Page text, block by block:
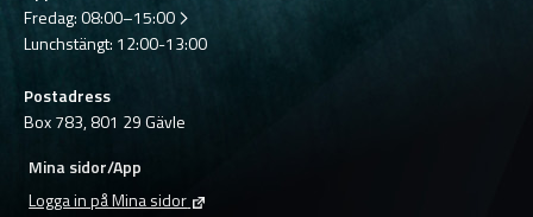
Fredag:08:00–15:00
Lunchstängt: 12:00-13:00
Postadress
Box 783, 801 29 Gävle
Mina sidor/App
Logga in på Mina sidor